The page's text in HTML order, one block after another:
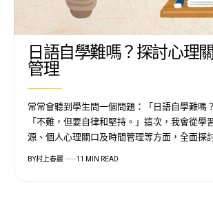
日語自學難嗎？探討心理
管理
常常會聽到學生問一個問題：「日語自學難嗎
「不難，但要自律和堅持。」這次，我會從學
源、個人心理關口及時間管理等方面，全面探
BY村上春麗 11 MIN READ